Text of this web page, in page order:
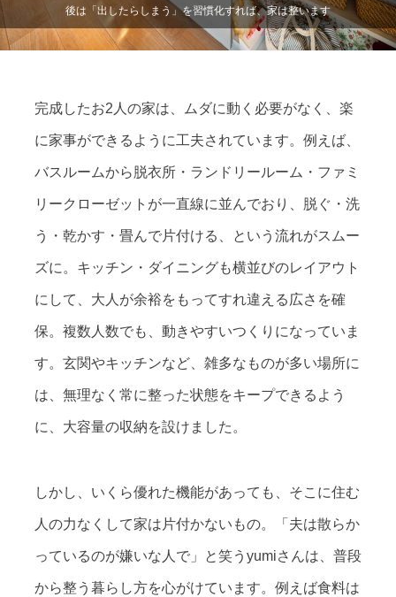
後は「出したらしまう」を習慣化すれば、家は整います
完成したお2人の家は、ムダに動く必要がなく、楽
に家事ができるように工夫されています。例えば、
バスルームから脱衣所・ランドリールーム・ファミ
リークローゼットが一直線に並んでおり、脱ぐ・洗
う・乾かす・畳んで片付ける、という流れがスムー
ズに。キッチン・ダイニングも横並びのレイアウト
にして、大人が余裕をもってすれ違える広さを確
保。複数人数でも、動きやすいつくりになっていま
す。玄関やキッチンなど、雑多なものが多い場所に
は、無理なく常に整った状態をキープできるよう
に、大容量の収納を設けました。
しかし、いくら優れた機能があっても、そこに住む
人の力なくして家は片付かないもの。「夫は散らか
っているのが嫌いな人で」と笑うyumiさんは、普段
から整う暮らし方を心がけています。例えば食料は